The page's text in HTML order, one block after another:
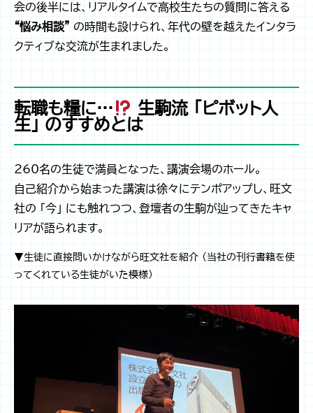
会の後半には、リアルタイムで高校生たちの質問に答える
“悩み相談” の時間も設けられ、年代の壁を越えたインタラ
クティブな交流が生まれました。
転職も糧に…
生駒流 「ピボット人
生」 のすすめとは
260名の生徒で満員となった、講演会場のホール。
自己紹介から始まった講演は徐々にテンポアップし、旺文
社の 「今」 にも触れつつ、登壇者の生駒が辿ってきたキャ
リアが語られます。
▼生徒に直接問いかけながら旺文社を紹介 （当社の刊行書籍を使
ってくれている生徒がいた模様）